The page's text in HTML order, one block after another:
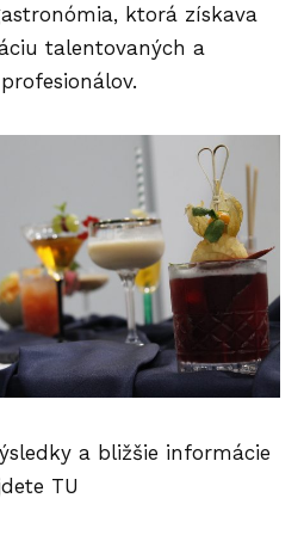
ktorá získava
talentovaných a
a bližšie informácie
TU